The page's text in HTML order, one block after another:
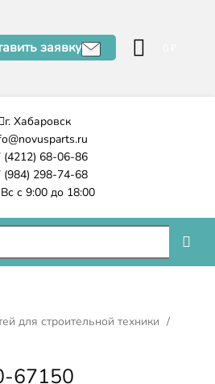
заявку
г. Хабаровск
(4212) 68-06-86
(984) 298-74-68
с 9:00 до 18:00
для строительной техники
67150